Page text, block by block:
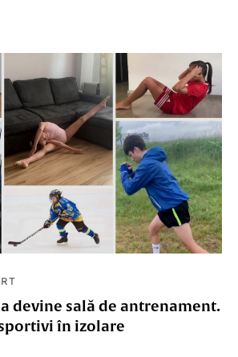
devine sală de antrenament.
în izolare